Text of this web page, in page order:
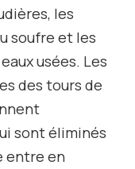
les
soufre et les
usées. Les
des tours de
sont éliminés
entre en